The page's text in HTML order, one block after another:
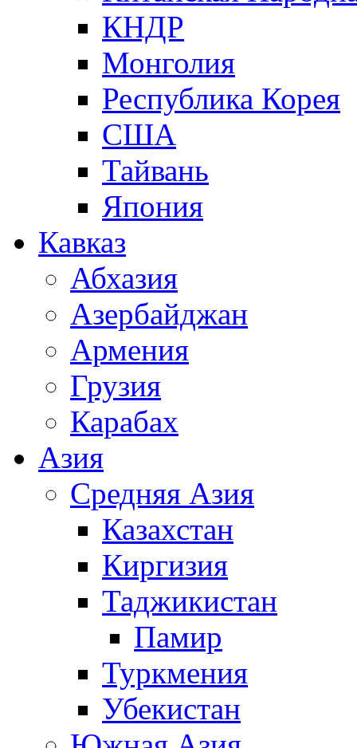
КНДР
Монголия
Республика Корея
США
Тайвань
Япония
Кавказ
Абхазия
Азербайджан
Армения
Грузия
Карабах
Азия
Средняя Азия
Казахстан
Киргизия
Таджикистан
Памир
Туркмения
Убекистан